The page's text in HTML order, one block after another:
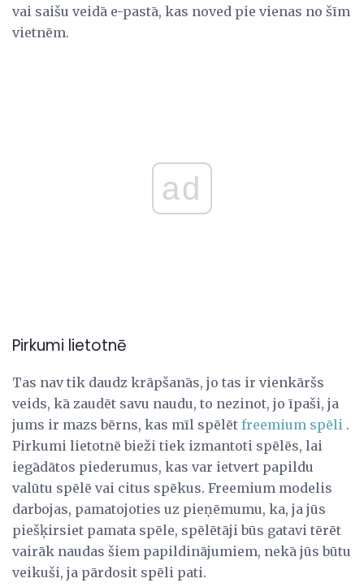
vai saišu veidā e-pastā, kas noved pie vienas no šīm
vietnēm.
ad
Pirkumi lietotnē
Tas nav tik daudz krāpšanās, jo tas ir vienkāršs
veids, kā zaudēt savu naudu, to nezinot, jo īpaši, ja
jums ir mazs bērns, kas mīl spēlēt freemium spēli .
Pirkumi lietotnē bieži tiek izmantoti spēlēs, lai
iegādātos piederumus, kas var ietvert papildu
valūtu spēlē vai citus spēkus. Freemium modelis
darbojas, pamatojoties uz pieņēmumu, ka, ja jūs
piešķirsiet pamata spēle, spēlētāji būs gatavi tērēt
vairāk naudas šiem papildinājumiem, nekā jūs būtu
veikuši, ja pārdosit spēli pati.